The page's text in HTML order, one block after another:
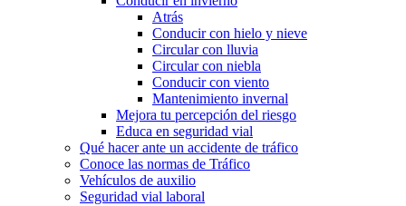
Atrás
Conducir con hielo y nieve
Circular con lluvia
Circular con niebla
Conducir con viento
Mantenimiento invernal
Mejora tu percepción del riesgo
Educa en seguridad vial
Qué hacer ante un accidente de tráfico
Conoce las normas de Tráfico
Vehículos de auxilio
Seguridad vial laboral